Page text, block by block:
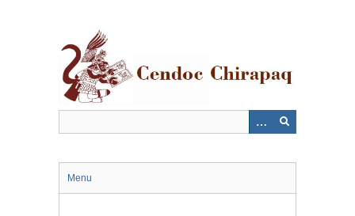
Menu